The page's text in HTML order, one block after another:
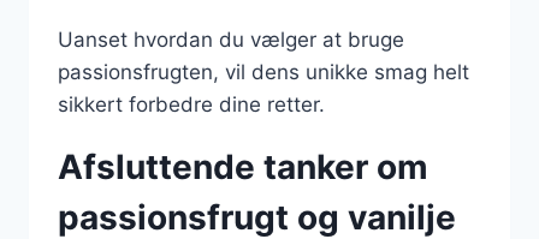
Uanset hvordan du vælger at bruge
passionsfrugten, vil dens unikke smag helt
sikkert forbedre dine retter.
Afsluttende tanker om
passionsfrugt og vanilje